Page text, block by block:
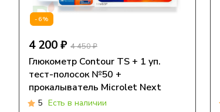
-6%
4 200 ₽ 4 450 ₽
Глюкометр Contour TS + 1 уп.
тест-полосок №50 +
прокалыватель Microlet Next
5 Есть в наличии